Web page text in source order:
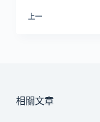
上一
相關文章